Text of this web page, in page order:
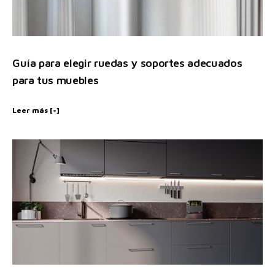
Guía para elegir ruedas y soportes adecuados
para tus muebles
Leer más [+]